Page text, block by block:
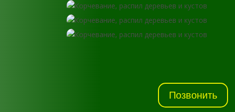
Позвонить